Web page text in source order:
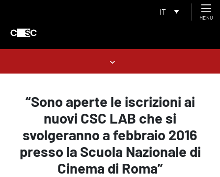
IT
MENU
“Sono aperte le iscrizioni ai
nuovi CSC LAB che si
svolgeranno a febbraio 2016
presso la Scuola Nazionale di
Cinema di Roma”